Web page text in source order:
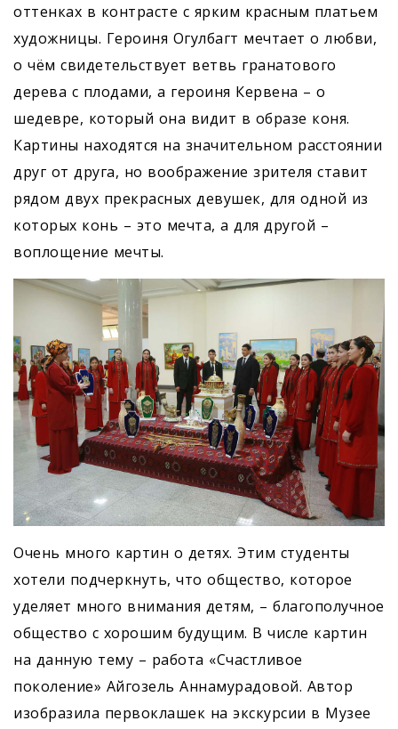
оттенках в контрасте с ярким красным платьем
художницы. Героиня Огулбагт мечтает о любви,
о чём свидетельствует ветвь гранатового
дерева с плодами, а героиня Кервена – о
шедевре, который она видит в образе коня.
Картины находятся на значительном расстоянии
друг от друга, но воображение зрителя ставит
рядом двух прекрасных девушек, для одной из
которых конь – это мечта, а для другой –
воплощение мечты.
Очень много картин о детях. Этим студенты
хотели подчеркнуть, что общество, которое
уделяет много внимания детям, – благополучное
общество с хорошим будущим. В числе картин
на данную тему – работа «Счастливое
поколение» Айгозель Аннамурадовой. Автор
изобразила первоклашек на экскурсии в Музее